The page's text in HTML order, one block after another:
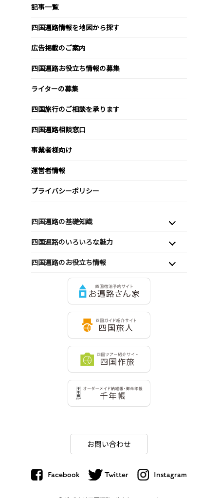
記事一覧
四国遍路情報を地図から探す
広告掲載のご案内
四国遍路お役立ち情報の募集
ライターの募集
四国旅行のご相談を承ります
四国遍路相談窓口
事業者様向け
運営者情報
プライバシーポリシー
四国遍路の基礎知識
四国遍路のいろいろな魅力
四国遍路のお役立ち情報
お問い合わせ
Facebook Twitter Instagram